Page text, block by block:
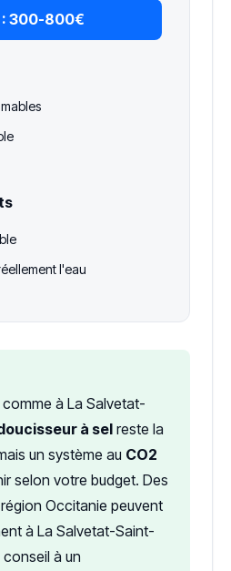
300-800€
l'eau
comme à La Salvetat-
à sel reste la
un système au CO2
selon votre budget. Des
Occitanie peuvent
à La Salvetat-Saint-
à un